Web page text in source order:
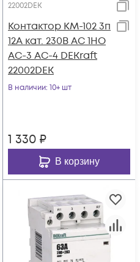
22002DEK
Контактор КМ-102 3п
12А кат. 230В AC 1НО
AC-3 AC-4 DEKraft
22002DEK
В наличии: 10+ шт
1 330 ₽
В корзину